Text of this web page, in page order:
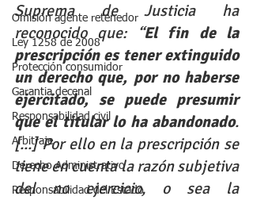
Omisión agente retenedor
Ley 1258 de 2008
Protección consumidor
Garantia decenal
Responsabilidad civil
Arbitraje
Derecho Administrativo
Responsabilidad del Estado
Suprema de Justicia ha
reconocido que: “El fin de la
prescripción es tener extinguido
un derecho que, por no haberse
ejercitado, se puede presumir
que el titular lo ha abandonado.
[...] Por ello en la prescripción se
tiene en cuenta la razón subjetiva
del no ejercicio, o sea la